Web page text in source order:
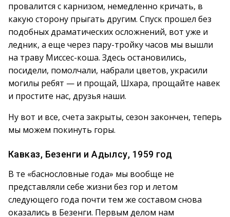
провалится с карнизом, немедленно кричать, в
какую сторону прыгать другим. Спуск прошел без
подобных драматических осложнений, вот уже и
ледник, а еще через пару-тройку часов мы вышли
на траву Миссес-коша. Здесь остановились,
посидели, помолчали, набрали цветов, украсили
могилы ребят — и прощай, Шхара, прощайте навек
и простите нас, друзья наши.
Ну вот и все, счета закрыты, сезон закончен, теперь
мы можем покинуть горы.
Кавказ, Безенги и Адылсу, 1959 год
В те «баснословные года» мы вообще не
представляли себе жизни без гор и летом
следующего года почти тем же составом снова
оказались в Безенги. Первым делом нам